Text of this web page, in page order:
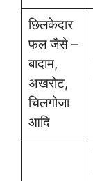
छिलकेदार
फल जैसे –
बादाम,
अखरोट,
चिलगोजा
आदि